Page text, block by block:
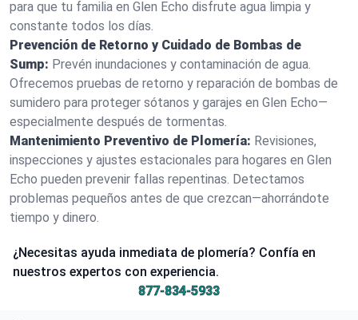
para que tu familia en Glen Echo disfrute agua limpia y
constante todos los días.
Prevención de Retorno y Cuidado de Bombas de
Sump: Prevén inundaciones y contaminación de agua.
Ofrecemos pruebas de retorno y reparación de bombas de
sumidero para proteger sótanos y garajes en Glen Echo—
especialmente después de tormentas.
Mantenimiento Preventivo de Plomería: Revisiones,
inspecciones y ajustes estacionales para hogares en Glen
Echo pueden prevenir fallas repentinas. Detectamos
problemas pequeños antes de que crezcan—ahorrándote
tiempo y dinero.
¿Necesitas ayuda inmediata de plomería? Confía en
nuestros expertos con experiencia.
877-834-5933